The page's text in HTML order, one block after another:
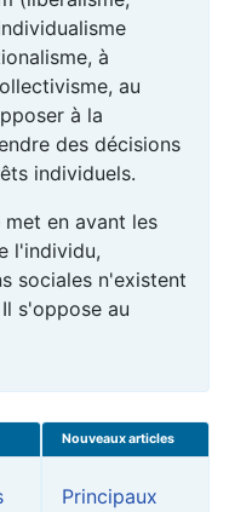
à
au
à la
des décisions
individuels.
en avant les
l'individu,
sociales n'existent
s'oppose au
Nouveaux articles
Principaux